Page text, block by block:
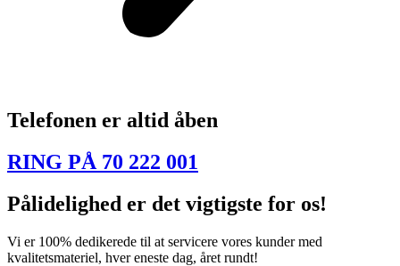
Telefonen er altid åben
RING PÅ 70 222 001
Pålidelighed er det vigtigste for os!
Vi er 100% dedikerede til at servicere vores kunder med
kvalitetsmateriel, hver eneste dag, året rundt!